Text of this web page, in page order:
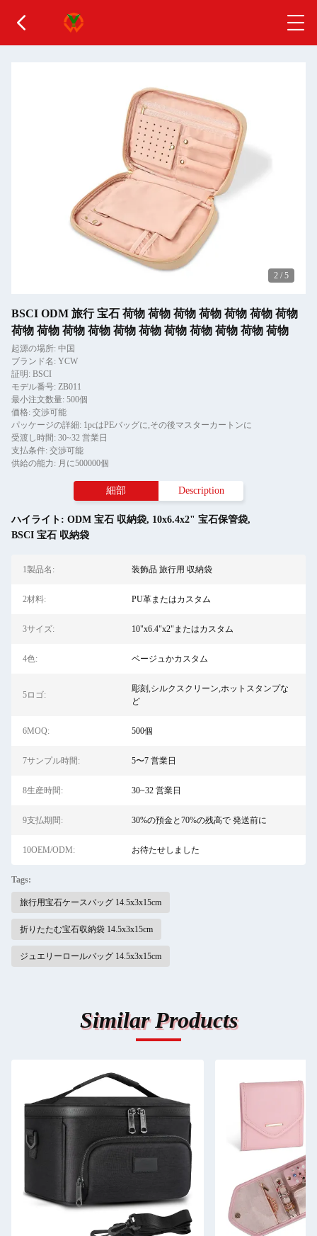
2 / 5
BSCI ODM 旅行 宝石 荷物 荷物 荷物 荷物 荷物 荷物 荷物
荷物 荷物 荷物 荷物 荷物 荷物 荷物 荷物 荷物 荷物 荷物
起源の場所: 中国
ブランド名: YCW
証明: BSCI
モデル番号: ZB011
最小注文数量: 500個
価格: 交渉可能
パッケージの詳細: 1pcはPEバッグに,その後マスターカートンに
受渡し時間: 30~32 営業日
支払条件: 交渉可能
供給の能力: 月に500000個
細部 Description
ハイライト: ODM 宝石 収納袋, 10x6.4x2" 宝石保管袋,
BSCI 宝石 収納袋
1製品名: 装飾品 旅行用 収納袋
2材料: PU革またはカスタム
3サイズ: 10"x6.4"x2"またはカスタム
4色: ベージュかカスタム
5ロゴ:
彫刻,シルクスクリーン,ホットスタンプな
ど
6MOQ: 500個
7サンプル時間: 5〜7 営業日
8生産時間: 30~32 営業日
9支払期間: 30%の預金と70%の残高で 発送前に
10OEM/ODM: お待たせしました
Tags:
旅行用宝石ケースバッグ 14.5x3x15cm
折りたたむ宝石収納袋 14.5x3x15cm
ジュエリーロールバッグ 14.5x3x15cm
Similar Products